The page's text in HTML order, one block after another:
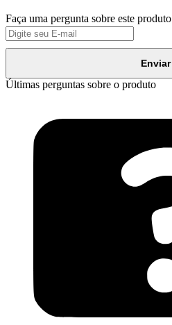
Faça uma pergunta sobre este produto
Enviar
Últimas perguntas sobre o produto